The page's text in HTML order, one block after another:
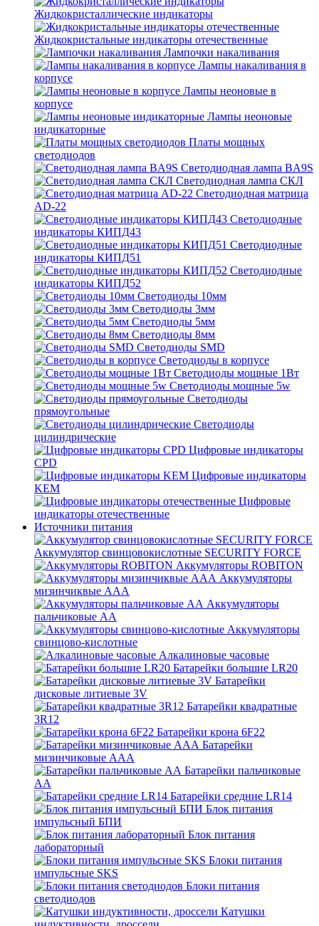
Жидкокристаллические индикаторы
Жидкокристальные индикаторы отечественные
Лампочки накаливания
Лампы накаливания в
корпусе
Лампы неоновые в
корпусе
Лампы неоновые
индикаторные
Платы мощных
светодиодов
Светодиодная лампа BA9S
Светодиодная лампа СКЛ
Светодиодная матрица
AD-22
Светодиодные
индикаторы КИПД43
Светодиодные
индикаторы КИПД51
Светодиодные
индикаторы КИПД52
Светодиоды 10мм
Светодиоды 3мм
Светодиоды 5мм
Светодиоды 8мм
Светодиоды SMD
Светодиоды в корпусе
Светодиоды мощные 1Вт
Светодиоды мощные 5w
Светодиоды
прямоугольные
Светодиоды
цилиндрические
Цифровые индикаторы
CPD
Цифровые индикаторы
KEM
Цифровые
индикаторы отечественные
Источники питания
Аккумулятор свинцовокислотные SECURITY FORCE
Аккумуляторы ROBITON
Аккумуляторы
мизинчиквые ААА
Аккумуляторы
пальчиковые АА
Аккумуляторы
свинцово-кислотные
Алкалиновые часовые
Батарейки большие LR20
Батарейки
дисковые литиевые 3V
Батарейки квадратные
3R12
Батарейки крона 6F22
Батарейки
мизинчиковые ААА
Батарейки пальчиковые
АА
Батарейки средние LR14
Блок питания
импульсный БПИ
Блок питания
лабораторный
Блоки питания
импульсные SKS
Блоки питания
светодиодов
Катушки